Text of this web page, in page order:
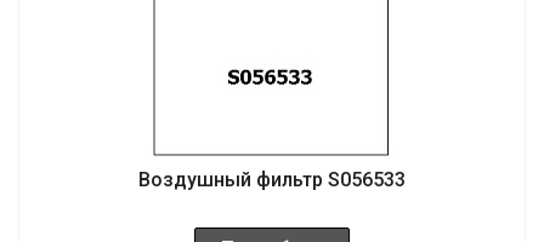
Воздушный фильтр S056533